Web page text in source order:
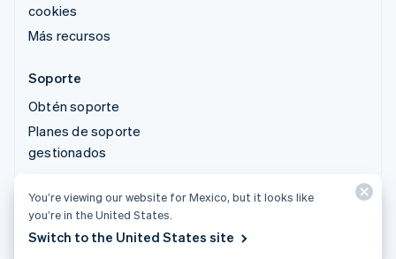
cookies
Más recursos
Soporte
Obtén soporte
Planes de soporte
gestionados
© 2026 Stripe, LLC
You’re viewing our website for Mexico, but it looks like
you’re in the United States.
Switch to the United States site